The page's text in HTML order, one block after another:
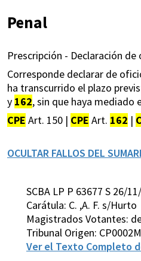
Penal
Prescripción - Declaración de
Corresponde declarar de
ha transcurrido el plazo
y 162, sin que haya mediado
CPE Art. 150 | CPE Art. 162 |
OCULTAR FALLOS DEL
SCBA LP P 63677 S 26/
Carátula: C. ,A. F. s/Hurto
Magistrados Votantes:
Tribunal Origen:
Ver el Texto Completo